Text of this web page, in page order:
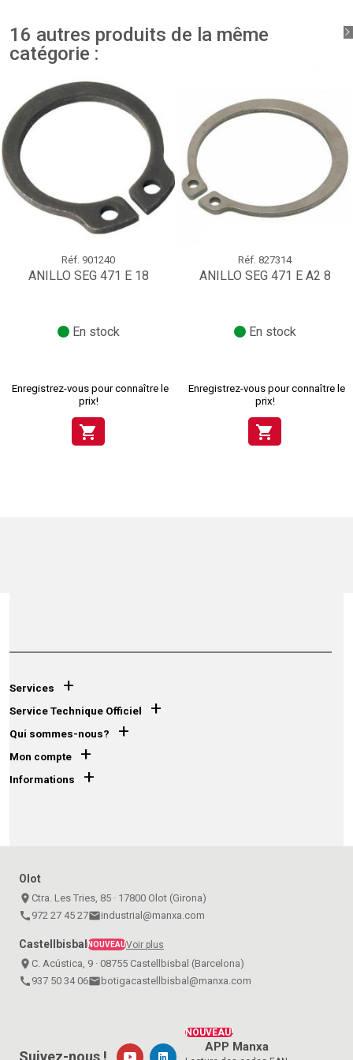
16 autres produits de la même
catégorie :
Réf. 901240
ANILLO SEG 471 E 18
En stock
Enregistrez-vous pour connaître le
prix!
shopping_cart
Réf. 827314
ANILLO SEG 471 E A2 8
En stock
Enregistrez-vous pour connaître le
prix!
shopping_cart
Services +
Service Technique Officiel +
Qui sommes-nous? +
Mon compte +
Informations +
Olot
place Ctra. Les Tries, 85 · 17800 Olot (Girona)
call 972 27 45 27emailindustrial@manxa.com
Castellbisbal NOUVEAUVoir plus
place C. Acústica, 9 · 08755 Castellbisbal (Barcelona)
call 937 50 34 06email botigacastellbisbal@manxa.com
NOUVEAU!
APP Manxa
Suivez-nous !